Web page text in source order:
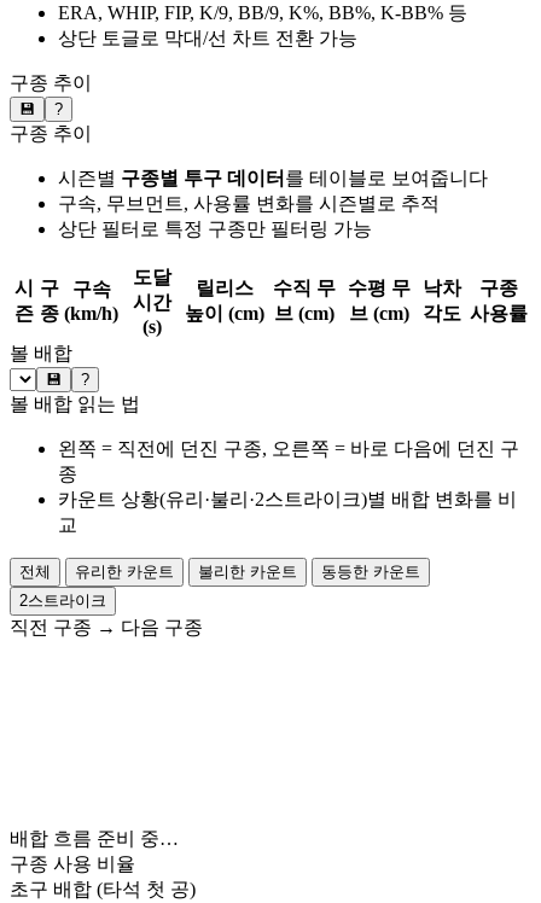
ERA, WHIP, FIP, K/9, BB/9, K%, BB%, K-BB% 등
상단 토글로 막대/선 차트 전환 가능
구종 추이
💾 ?
구종 추이
시즌별 구종별 투구 데이터 를 테이블로 보여줍니다
구속, 무브먼트, 사용률 변화를 시즌별로 추적
상단 필터로 특정 구종만 필터링 가능
시
즌
구
종
구속
(km/h)
도달
시간
(s)
릴리스
높이 (cm)
수직 무
브 (cm)
수평 무
브 (cm)
낙차
각도
구종
사용률
볼 배합
💾 ?
볼 배합 읽는 법
왼쪽 = 직전에 던진 구종, 오른쪽 = 바로 다음에 던진 구
종
카운트 상황(유리·불리·2스트라이크)별 배합 변화를 비
교
전체 유리한 카운트 불리한 카운트
동등한 카운트
2스트라이크
직전 구종 → 다음 구종
배합 흐름 준비 중…
구종 사용 비율
초구 배합 (타석 첫 공)